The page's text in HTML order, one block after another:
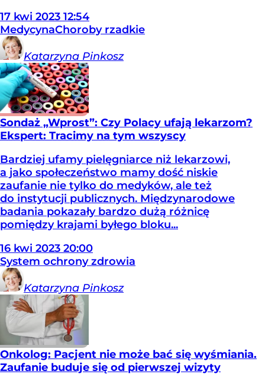
17 kwi 2023 12:54
MedycynaChoroby rzadkie
Katarzyna Pinkosz
Sondaż „Wprost”: Czy Polacy ufają lekarzom?
Ekspert: Tracimy na tym wszyscy
Bardziej ufamy pielęgniarce niż lekarzowi,
a jako społeczeństwo mamy dość niskie
zaufanie nie tylko do medyków, ale też
do instytucji publicznych. Międzynarodowe
badania pokazały bardzo dużą różnicę
pomiędzy krajami byłego bloku...
16 kwi 2023 20:00
System ochrony zdrowia
Katarzyna Pinkosz
Onkolog: Pacjent nie może bać się wyśmiania.
Zaufanie buduje się od pierwszej wizyty